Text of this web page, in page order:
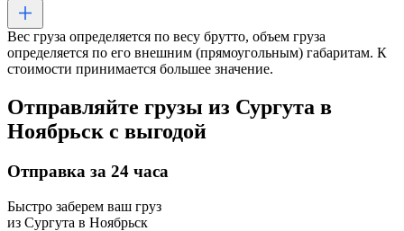
Вес груза определяется по весу брутто, объем груза
определяется по его внешним (прямоугольным) габаритам. К
стоимости принимается большее значение.
Отправляйте грузы из Сургута в
Ноябрьск с выгодой
Отправка за 24 часа
Быстро заберем ваш груз
из Сургута в Ноябрьск